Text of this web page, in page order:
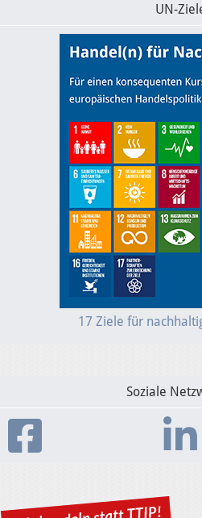
UN-
17 Ziele für
Soziale